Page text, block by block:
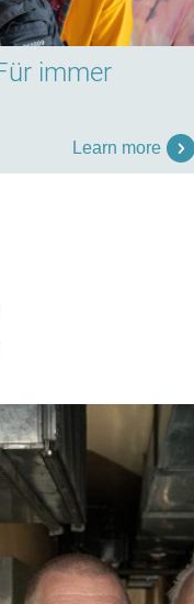
immer
Learn more